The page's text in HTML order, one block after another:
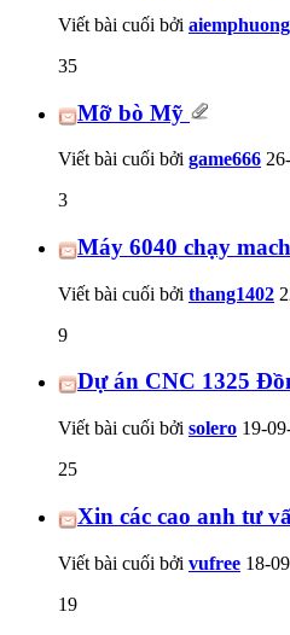
Viết bài cuối bởi aiemphuong
35
Mỡ bò Mỹ
Viết bài cuối bởi game666
3
Máy 6040 chạy
Viết bài cuối bởi thang1402
9
Dự án CNC 1325
Viết bài cuối bởi solero 19-
25
Xin các cao anh tư
Viết bài cuối bởi vufree 18-
19